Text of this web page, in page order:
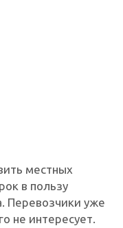
местных
в пользу
Перевозчики уже
не интересует.